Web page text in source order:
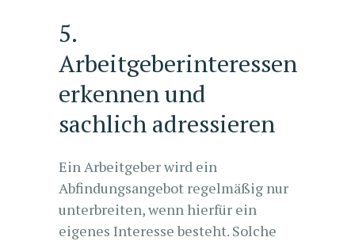
5.
Arbeitgeberinteressen
erkennen und
sachlich adressieren
Ein Arbeitgeber wird ein
Abfindungsangebot regelmäßig nur
unterbreiten, wenn hierfür ein
eigenes Interesse besteht. Solche